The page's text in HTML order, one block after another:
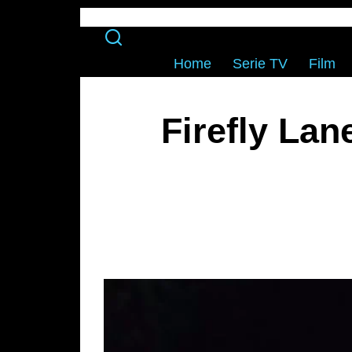
Home Serie TV Film
Firefly